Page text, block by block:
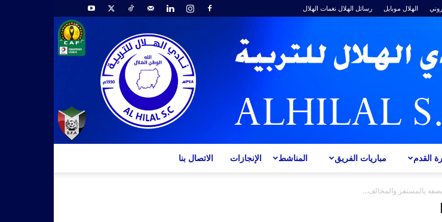
الهلال موبايل رسائل الهلال نغمات الهلال
الاتصال بنا الإنجازات المناشط مباريات الفريق القدم
بالمستفز والمخالف...